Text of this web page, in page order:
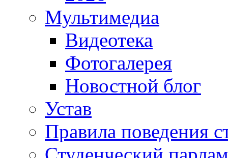
Мультимедиа
Видеотека
Фотогалерея
Новостной блог
Устав
Правила поведения